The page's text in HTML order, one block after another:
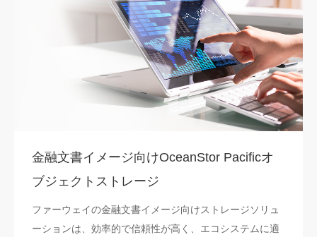
金融文書イメージ向けOceanStor Pacificオ
ブジェクトストレージ
ファーウェイの金融文書イメージ向けストレージソリュ
ーションは、効率的で信頼性が高く、エコシステムに適